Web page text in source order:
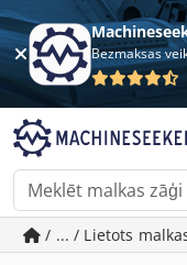
Bezmaksas
/ ... / Lietots